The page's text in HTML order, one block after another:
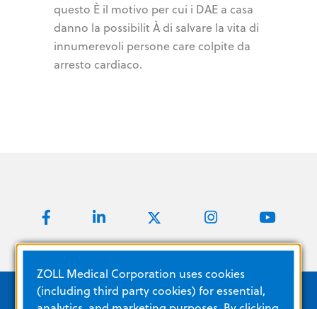
questo È il motivo per cui i DAE a casa
danno la possibilit À di salvare la vita di
innumerevoli persone care colpite da
arresto cardiaco.
ZOLL Medical Corporation uses cookies
(including third party cookies) for essential,